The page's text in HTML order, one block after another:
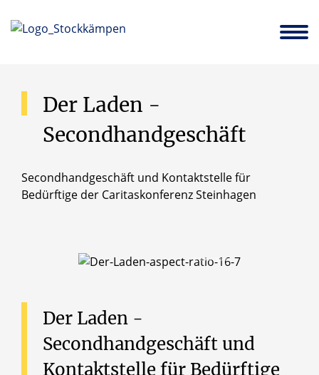
Der Laden -
Secondhandgeschäft
Secondhandgeschäft und Kontaktstelle für
Bedürftige der Caritaskonferenz Steinhagen
© Simon Wolter
Der Laden -
Secondhandgeschäft und
Kontaktstelle für Bedürftige